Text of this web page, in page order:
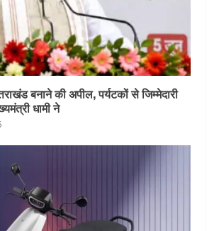
बनाने की अपील, पर्यटकों से जिम्मेदारी
धामी ने